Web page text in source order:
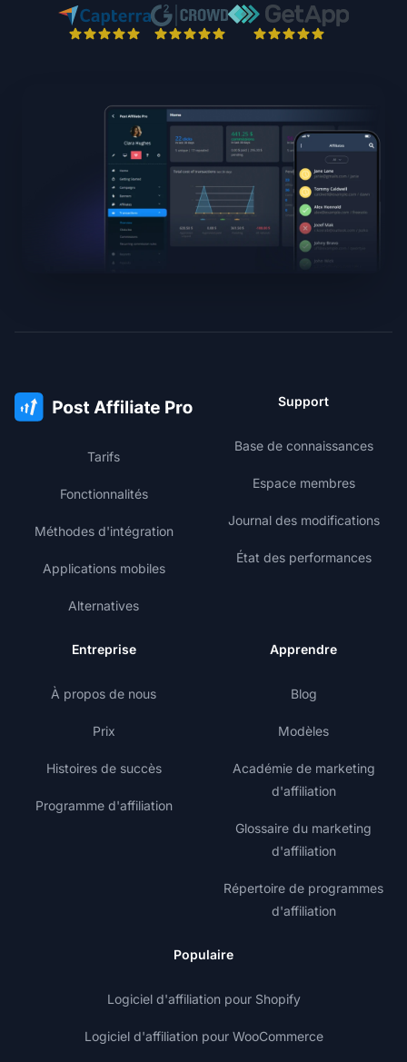
Tarifs
Fonctionnalités
Méthodes d'intégration
Applications mobiles
Alternatives
Support
Base de connaissances
Espace membres
Journal des modifications
État des performances
Entreprise
À propos de nous
Prix
Histoires de succès
Programme d'affiliation
Apprendre
Blog
Modèles
Académie de marketing
d'affiliation
Glossaire du marketing
d'affiliation
Répertoire de programmes
d'affiliation
Populaire
Logiciel d'affiliation pour Shopify
Logiciel d'affiliation pour WooCommerce